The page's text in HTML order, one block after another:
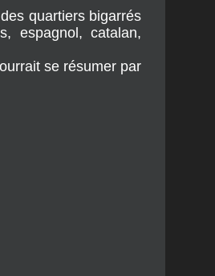
quartiers bigarrés
espagnol, catalan,
se résumer par